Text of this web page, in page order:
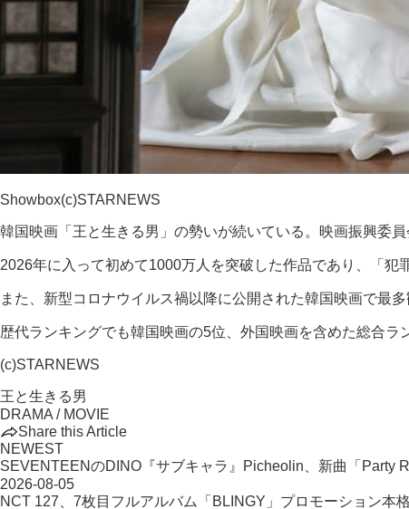
Showbox(c)STARNEWS
韓国映画「王と生きる男」の勢いが続いている。映画振興委
2026年に入って初めて1000万人を突破した作品であり、「犯
また、新型コロナウイルス禍以降に公開された韓国映画で最
歴代ランキングでも韓国映画の5位、外国映画を含めた総合
(c)STARNEWS
王と生きる男
DRAMA / MOVIE
Share this Article
NEWEST
SEVENTEENのDINO『サブキャラ』Picheolin、新曲「
2026-08-05
NCT 127、7枚目フルアルバム「BLINGY」プロモーション本